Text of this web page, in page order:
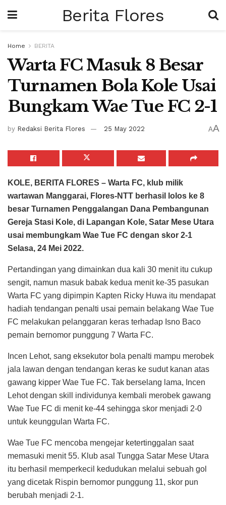
Berita Flores
Home BERITA
Warta FC Masuk 8 Besar
Turnamen Bola Kole Usai
Bungkam Wae Tue FC 2-1
by Redaksi Berita Flores 25 May 2022 AA
KOLE, BERITA FLORES – Warta FC, klub milik
wartawan Manggarai, Flores-NTT berhasil lolos ke 8
besar Turnamen Penggalangan Dana Pembangunan
Gereja Stasi Kole, di Lapangan Kole, Satar Mese Utara
usai membungkam Wae Tue FC dengan skor 2-1
Selasa, 24 Mei 2022.
Pertandingan yang dimainkan dua kali 30 menit itu cukup
sengit, namun masuk babak kedua menit ke-35 pasukan
Warta FC yang dipimpin Kapten Ricky Huwa itu mendapat
hadiah tendangan penalti usai pemain belakang Wae Tue
FC melakukan pelanggaran keras terhadap Isno Baco
pemain bernomor punggung 7 Warta FC.
Incen Lehot, sang eksekutor bola penalti mampu merobek
jala lawan dengan tendangan keras ke sudut kanan atas
gawang kipper Wae Tue FC. Tak berselang lama, Incen
Lehot dengan skill individunya kembali merobek gawang
Wae Tue FC di menit ke-44 sehingga skor menjadi 2-0
untuk keunggulan Warta FC.
Wae Tue FC mencoba mengejar ketertinggalan saat
memasuki menit 55. Klub asal Tungga Satar Mese Utara
itu berhasil memperkecil kedudukan melalui sebuah gol
yang dicetak Rispin bernomor punggung 11, skor pun
berubah menjadi 2-1.